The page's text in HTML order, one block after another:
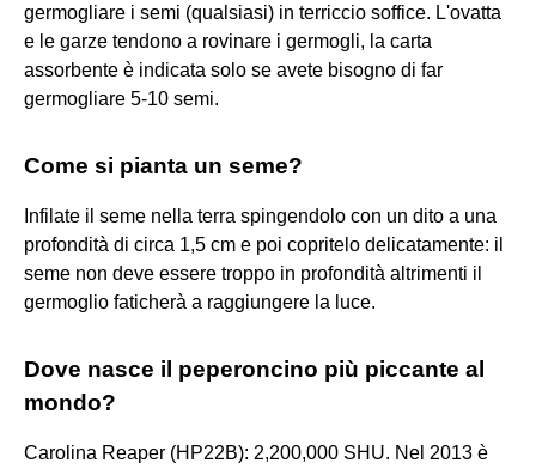
germogliare i semi (qualsiasi) in terriccio soffice. L'ovatta
e le garze tendono a rovinare i germogli, la carta
assorbente è indicata solo se avete bisogno di far
germogliare 5-10 semi.
Come si pianta un seme?
Infilate il seme nella terra spingendolo con un dito a una
profondità di circa 1,5 cm e poi copritelo delicatamente: il
seme non deve essere troppo in profondità altrimenti il
germoglio faticherà a raggiungere la luce.
Dove nasce il peperoncino più piccante al
mondo?
Carolina Reaper (HP22B): 2,200,000 SHU. Nel 2013 è